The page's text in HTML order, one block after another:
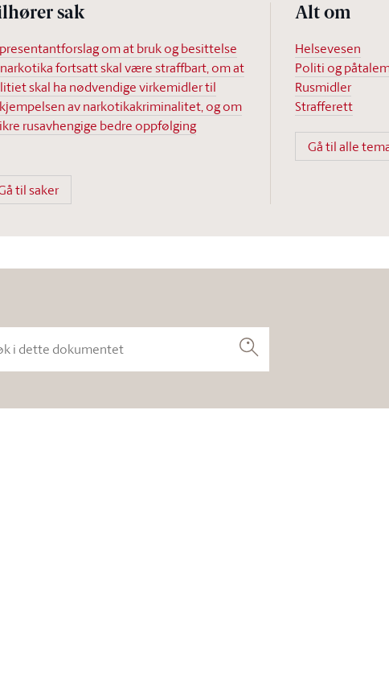
sak
om at bruk og besittelse
fortsatt skal være straffbart, om at
skal ha nødvendige virkemidler til
av narkotikakriminalitet, og om
rusavhengige bedre oppfølging
til saker
Alt om
Helsevesen
Politi og
Rusmidler
Strafferett
Gå til alle
Søk